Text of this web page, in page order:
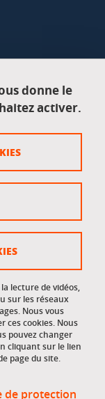
donne le
activer.
lecture de vidéos,
sur les réseaux
Nous vous
ces cookies. Nous
pouvez changer
cliquant sur le lien
page du site.
de protection